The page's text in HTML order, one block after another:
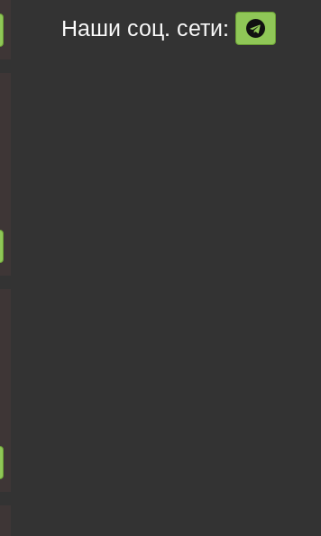
Наши соц. сети: